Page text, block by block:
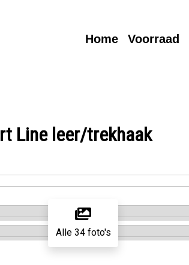
Home Voorraad
Line leer/trekhaak
Alle 34 foto's